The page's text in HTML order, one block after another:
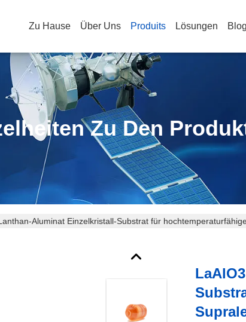
Zu Hause Über Uns Produits Lösungen Blog
Zu Den
Aluminat Einzelkristall-Substrat für